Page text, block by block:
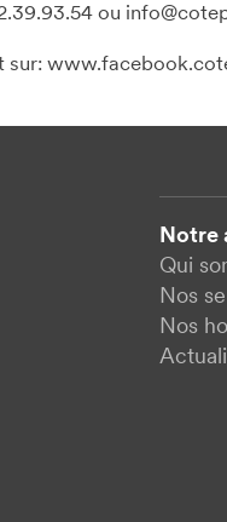
ou
sur:
Notre
Qui
Nos
Nos